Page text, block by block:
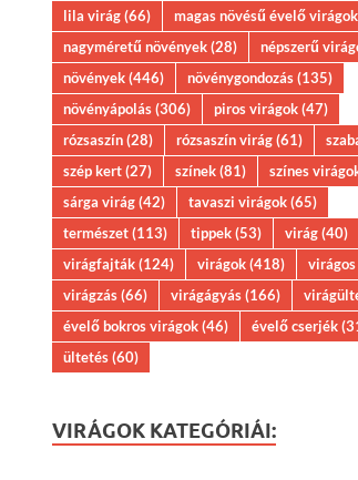
lila virág(66) magas növésű évelő virágok
nagyméretű növények(28) népszerű
növények(446) növénygondozás(135)
növényápolás(306) piros virágok(47)
rózsaszín(28) rózsaszín virág(61)
szép kert(27) színek(81) színes
sárga virág(42) tavaszi virágok(65)
természet(113) tippek(53) virág(40)
virágfajták(124) virágok(418)
virágzás(66) virágágyás(166)
évelő bokros virágok(46) évelő cserjék
ültetés(60)
VIRÁGOK KATEGÓRIÁI: